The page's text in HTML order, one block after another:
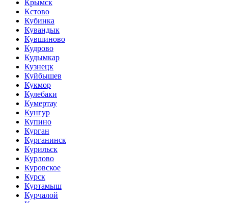
Крымск
Кстово
Кубинка
Кувандык
Кувшиново
Кудрово
Кудымкар
Кузнецк
Куйбышев
Кукмор
Кулебаки
Кумертау
Кунгур
Купино
Курган
Курганинск
Курильск
Курлово
Куровское
Курск
Куртамыш
Курчалой